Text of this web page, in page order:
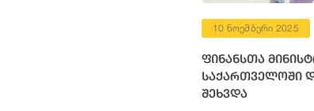
10 ნოემბერი 2025
ფინანსთა
საქართველოში
შეხვდა